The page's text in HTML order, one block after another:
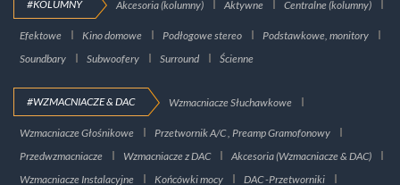
#KOLUMNY Akcesoria (kolumny) Aktywne Centralne (kolumny)
Efektowe Kino domowe Podłogowe stereo
Podstawkowe, monitory
Soundbary
Subwoofery Surround Ścienne
#WZMACNIACZE & DAC Wzmacniacze Słuchawkowe
Wzmacniacze Głośnikowe
Przetwornik A/C , Preamp Gramofonowy
Przedwzmacniacze
Wzmacniacze z DAC
Akcesoria (Wzmacniacze & DAC)
Wzmacniacze Instalacyjne
Końcówki mocy DAC -Przetworniki